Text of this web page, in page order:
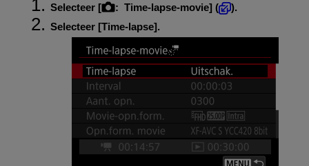
Selecteer [ : Time-lapse-movie] (
).
Selecteer [Time-lapse].